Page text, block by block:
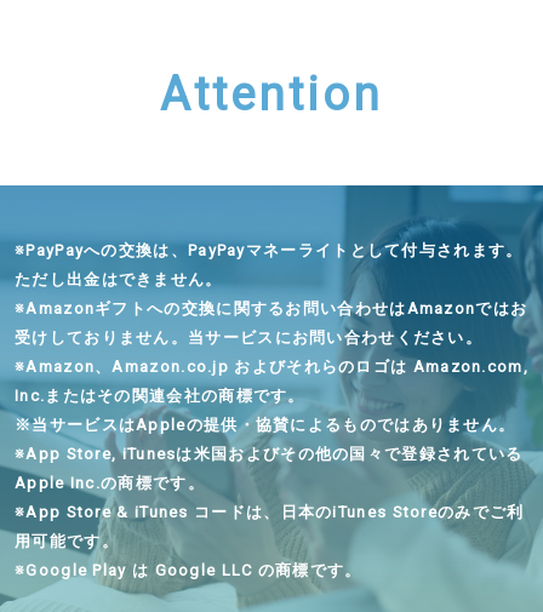
Attention
※PayPayへの交換は、PayPayマネーライトとして付与されます。
ただし出金はできません。
※Amazonギフトへの交換に関するお問い合わせはAmazonではお
受けしておりません。当サービスにお問い合わせください。
※Amazon、Amazon.co.jp およびそれらのロゴは Amazon.com,
Inc.またはその関連会社の商標です。
※当サービスはAppleの提供・協賛によるものではありません。
※App Store, iTunesは米国およびその他の国々で登録されている
Apple Inc.の商標です。
※App Store & iTunes コードは、日本のiTunes Storeのみでご利
用可能です。
※Google Play は Google LLC の商標です。